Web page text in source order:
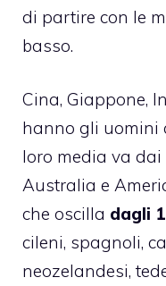
di partire con le
basso.
Cina, Giappone,
hanno gli uomini
loro media va dai
Australia e
che oscilla dagli
cileni, spagnoli,
neozelandesi,